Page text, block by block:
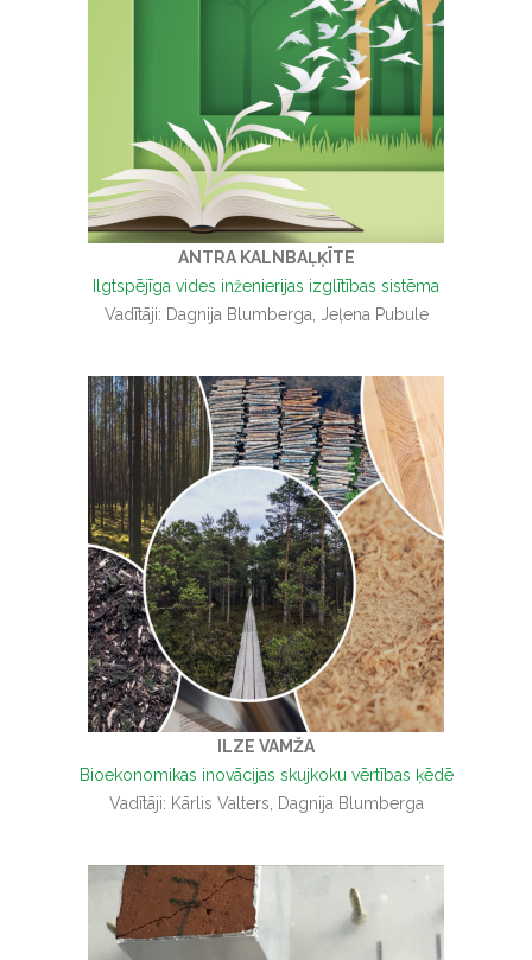
ANTRA KALNBAĻĶĪTE
Ilgtspējīga vides inženierijas izglītības sistēma
Vadītāji: Dagnija Blumberga, Jeļena Pubule
ILZE VAMŽA
Bioekonomikas inovācijas skujkoku vērtības ķēdē
Vadītāji: Kārlis Valters, Dagnija Blumberga